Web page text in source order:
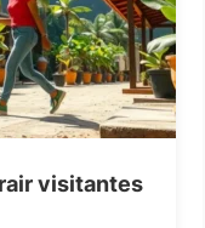
visitantes